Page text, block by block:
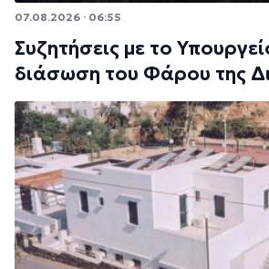
07.08.2026 · 06:55
Συζητήσεις με το
διάσωση του Φάρου της